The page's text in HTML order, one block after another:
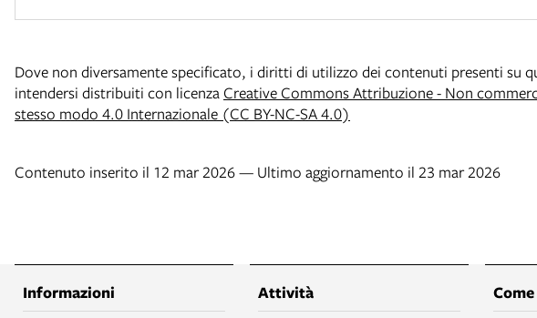
Dove non diversamente specificato, i diritti di utilizzo dei contenuti presenti su
intendersi distribuiti con licenza Creative Commons Attribuzione - Non
stesso modo 4.0 Internazionale (CC BY-NC-SA 4.0)
Contenuto inserito il 12 mar 2026 — Ultimo aggiornamento il 23 mar 2026
Informazioni Attività